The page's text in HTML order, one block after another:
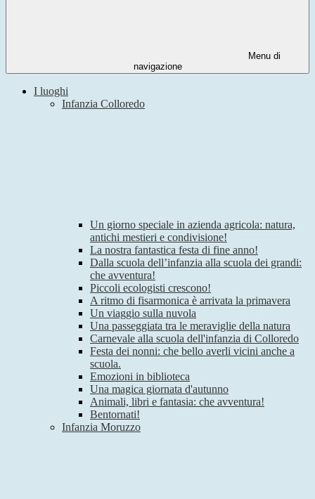
Menu di
navigazione
I luoghi
Infanzia Colloredo
Un giorno speciale in azienda agricola: natura,
antichi mestieri e condivisione!
La nostra fantastica festa di fine anno!
Dalla scuola dell’infanzia alla scuola dei grandi:
che avventura!
Piccoli ecologisti crescono!
A ritmo di fisarmonica è arrivata la primavera
Un viaggio sulla nuvola
Una passeggiata tra le meraviglie della natura
Carnevale alla scuola dell'infanzia di Colloredo
Festa dei nonni: che bello averli vicini anche a
scuola.
Emozioni in biblioteca
Una magica giornata d'autunno
Animali, libri e fantasia: che avventura!
Bentornati!
Infanzia Moruzzo